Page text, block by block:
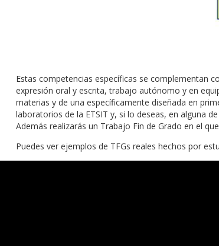
Estas competencias específicas se complementan
expresión oral y escrita, trabajo autónomo y en
materias y de una específicamente diseñada en
laboratorios de la ETSIT y, si lo deseas, en alguna
Además realizarás un Trabajo Fin de Grado en el
Puedes ver ejemplos de TFGs reales hechos por